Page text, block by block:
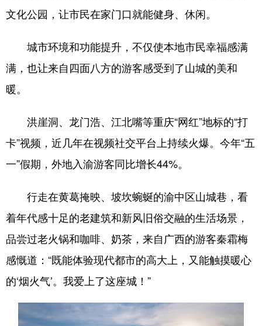
文化公园，让市民在家门口就能健身、休闲。
城市环境和功能提升，不仅使本地市民幸福感满
满，也让来自四面八方的游客感受到了山城的美和
暖。
洪崖洞、龙门浩、江北嘴等重庆“网红”地标的“打
卡”视频，近几年在视频社交平台上持续火爆。今年“五
一”假期，外地入渝游客同比增长44%。
行走在黄葛掩映、坡坎蜿蜒的渝中区山城巷，看
着年代感十足的老建筑和新风旧俗交融的生活场景，
品尝过老火锅和咖啡、奶茶，来自广西的游客秦霜梅
感慨道：“既能体验现代都市的高大上，又能触摸暖心
的‘烟火气’。我爱上了这座城！”